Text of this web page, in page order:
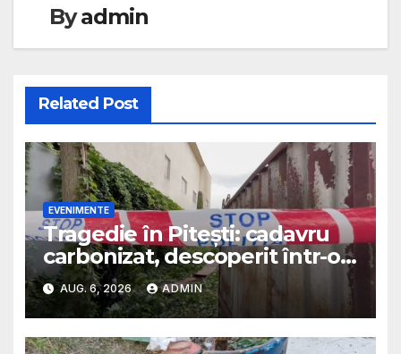
Byadmin
Related Post
EVENIMENTE
Tragedie în Pitești: cadavru
carbonizat, descoperit într-o
casă abandonată
AUG. 6, 2026 ADMIN